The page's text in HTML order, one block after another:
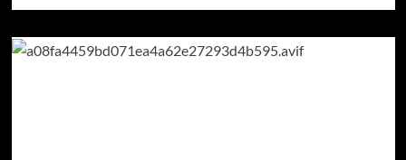
Продажи
Cyberpunk